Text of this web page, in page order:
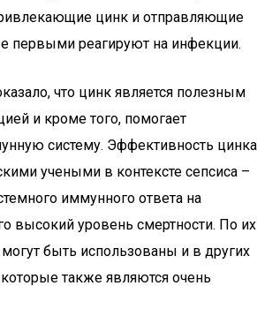
цинк и отправляющие
первыми реагируют на инфекции.
что цинк является полезным
и кроме того, помогает
систему. Эффективность цинка
учеными в контексте сепсиса –
иммунного ответа на
уровень смертности. По их
быть использованы и в других
также являются очень